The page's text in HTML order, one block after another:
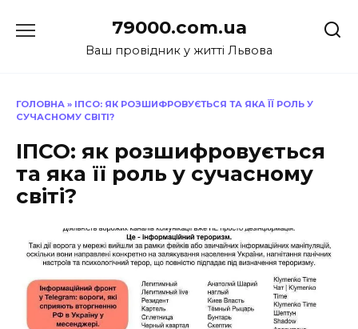
до
79000.com.ua
Ваш провідник у житті Львова
ГОЛОВНА » ІПСО: ЯК РОЗШИФРОВУЄТЬСЯ ТА ЯКА ЇЇ РОЛЬ У
СУЧАСНОМУ СВІТІ?
ІПСО: як розшифровується
та яка її роль у сучасному
світі?